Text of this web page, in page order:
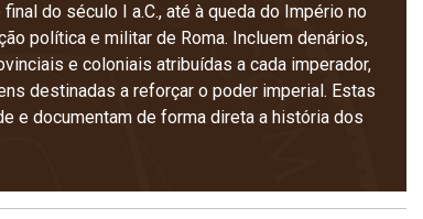
do século I a.C., até à queda do Império no
política e militar de Roma. Incluem denários,
e coloniais atribuídas a cada imperador,
destinadas a reforçar o poder imperial. Estas
e documentam de forma direta a história dos